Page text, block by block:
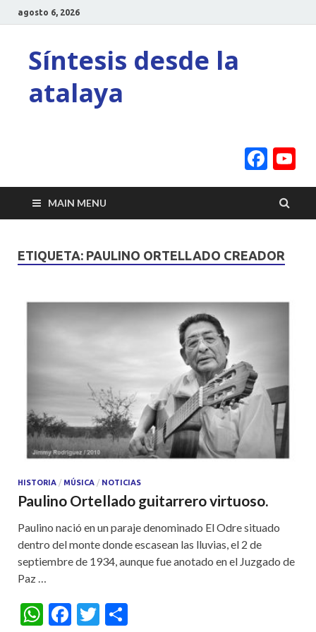
agosto 6, 2026
Síntesis desde la
atalaya
MAIN MENU
ETIQUETA: PAULINO ORTELLADO CREADOR
HISTORIA / MÚSICA / NOTICIAS
Paulino Ortellado guitarrero virtuoso.
Paulino nació en un paraje denominado El Odre situado
dentro del monte donde escasean las lluvias, el 2 de
septiembre de 1934, aunque fue anotado en el Juzgado de
Paz …
W F
T